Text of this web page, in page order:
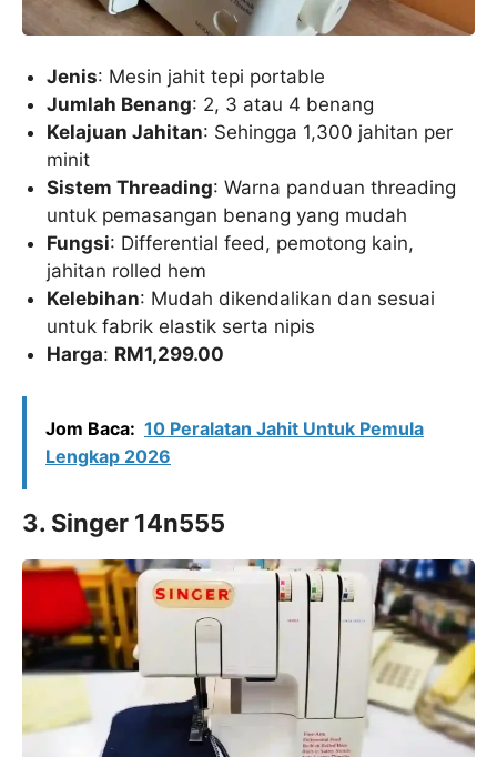
Jenis: Mesin jahit tepi portable
Jumlah Benang: 2, 3 atau 4 benang
Kelajuan Jahitan: Sehingga 1,300 jahitan per
minit
Sistem Threading: Warna panduan threading
untuk pemasangan benang yang mudah
Fungsi: Differential feed, pemotong kain,
jahitan rolled hem
Kelebihan: Mudah dikendalikan dan sesuai
untuk fabrik elastik serta nipis
Harga: RM1,299.00
Jom Baca: 10 Peralatan Jahit Untuk Pemula
Lengkap 2026
3. Singer 14n555